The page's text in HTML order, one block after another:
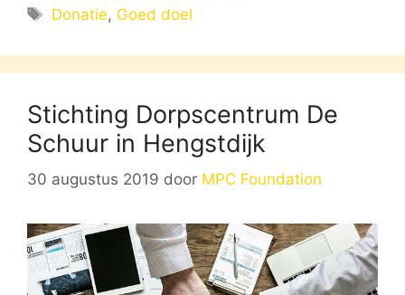
Tags
Donatie, Goed doel
Stichting Dorpscentrum De
Schuur in Hengstdijk
30 augustus 2019 door MPC Foundation